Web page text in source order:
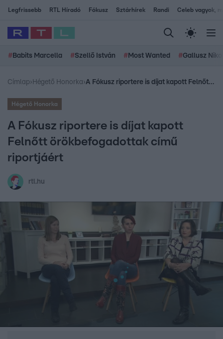
Legfrissebb RTL Híradó Fókusz Sztárhírek Randi Celeb vagyok,
# Babits Marcella #Szellő István # Most Wanted #Gallusz
Címlap› Hégető Honorka› A Fókusz riportere is díjat kapott Felnőtt örökbefogadottak című riportjáért
Hégető Honorka
A Fókusz riportere is díjat kapott
Felnőtt örökbefogadottak című
riportjáért
rtl.hu